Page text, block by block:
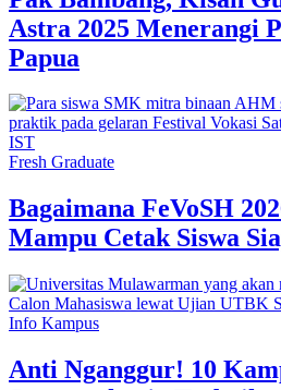
Astra 2025 Menerangi
Papua
Fresh Graduate
Bagaimana FeVoSH
Mampu Cetak Siswa
Info Kampus
Anti Nganggur! 10